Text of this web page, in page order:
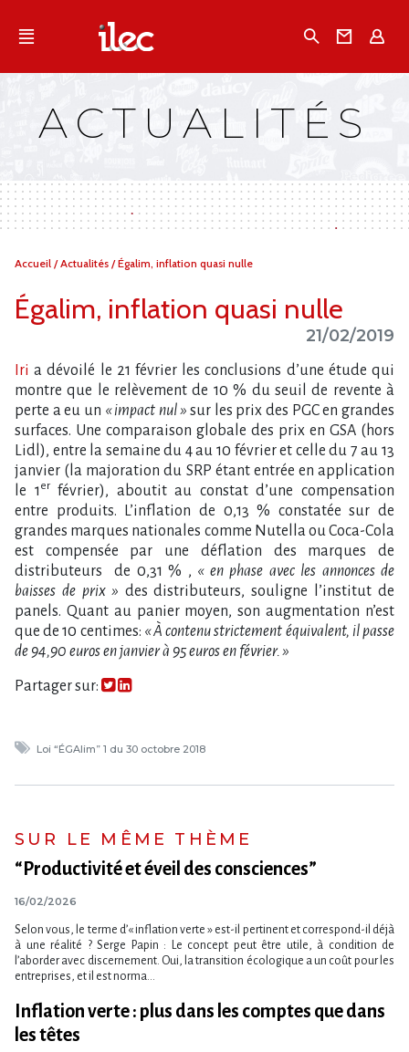
Qu'est-ce que l’Ilec
Campagnes multimarques
ACTUALITÉS
Vous
Accueil /Actualités /Égalim, inflation quasi nulle
Égalim, inflation quasi nulle
21/02/2019
Iria dévoilé le 21 février les conclusions d’une étude qui
montre que le relèvement de 10 % du seuil de revente à
perte a eu un « impact nul » sur les prix des PGC en grandes
surfaces. Une comparaison globale des prix en GSA (hors
Lidl), entre la semaine du 4 au 10 février et celle du 7 au 13
janvier (la majoration du SRP étant entrée en application
le 1 er
février), aboutit au constat d’une compensation
entre produits. L’inflation de 0,13 % constatée sur de
grandes marques nationales comme Nutella ou Coca-Cola
est compensée par une déflation des marques de
distributeurs de 0,31 % , « en phase avec les annonces de
baisses de prix » des distributeurs, souligne l’institut de
panels. Quant au panier moyen, son augmentation n​‌’est
que de 10 centimes: « À contenu strictement équivalent, il passe
de 94,90 euros en janvier à 95 euros en février. »
Partager sur:
Loi “ÉGAlim” 1 du 30 octobre 2018
SUR LE MÊME THÈME
“Productivité et éveil des consciences”
16/02/2026
Selon vous, le terme d’« inflation verte » est-il pertinent et correspond-il déjà
à une réalité ? Serge Papin : Le concept peut être utile, à condition de
l’aborder avec discernement. Oui, la transition écologique a un coût pour les
entreprises, et il est norma...
Inflation verte : plus dans les comptes que dans
les têtes